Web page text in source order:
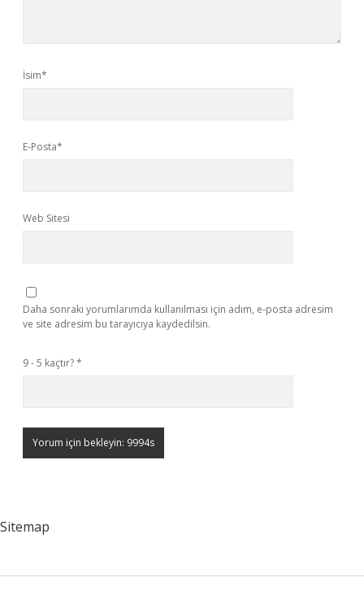
İsim*
E-Posta*
Web Sitesi
Daha sonraki yorumlarımda kullanılması için adım, e-posta adresim
ve site adresim bu tarayıcıya kaydedilsin.
9 - 5 kaçtır?*
Sitemap